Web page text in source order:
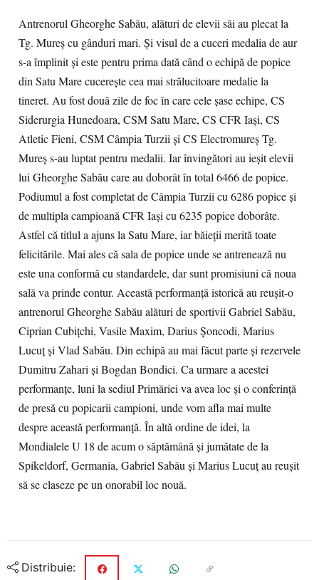
Antrenorul Gheorghe Sabău, alături de elevii săi au plecat la
Tg. Mureş cu gânduri mari. Şi visul de a cuceri medalia de aur
s-a împlinit şi este pentru prima dată când o echipă de popice
din Satu Mare cucereşte cea mai strălucitoare medalie la
tineret. Au fost două zile de foc în care cele şase echipe, CS
Siderurgia Hunedoara, CSM Satu Mare, CS CFR Iaşi, CS
Atletic Fieni, CSM Câmpia Turzii şi CS Electromureş Tg.
Mureş s-au luptat pentru medalii. Iar învingători au ieşit elevii
lui Gheorghe Sabău care au doborât în total 6466 de popice.
Podiumul a fost completat de Câmpia Turzii cu 6286 popice şi
de multipla campioană CFR Iaşi cu 6235 popice doborâte.
Astfel că titlul a ajuns la Satu Mare, iar băieţii merită toate
felicitările. Mai ales că sala de popice unde se antrenează nu
este una conformă cu standardele, dar sunt promisiuni că noua
sală va prinde contur. Această performanţă istorică au reuşit-o
antrenorul Gheorghe Sabău alături de sportivii Gabriel Sabău,
Ciprian Cubiţchi, Vasile Maxim, Darius Şoncodi, Marius
Lucuţ şi Vlad Sabău. Din echipă au mai făcut parte şi rezervele
Dumitru Zahari şi Bogdan Bondici. Ca urmare a acestei
performanţe, luni la sediul Primăriei va avea loc şi o conferinţă
de presă cu popicarii campioni, unde vom afla mai multe
despre această performanţă. În altă ordine de idei, la
Mondialele U 18 de acum o săptămână şi jumătate de la
Spikeldorf, Germania, Gabriel Sabău şi Marius Lucuţ au reuşit
să se claseze pe un onorabil loc nouă.
Distribuie: